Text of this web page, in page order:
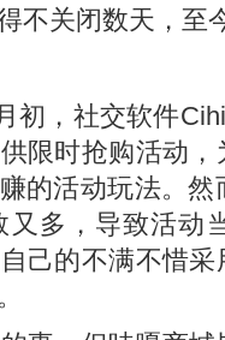
不关闭数天，至
初，社交软件
限时抢购活动
的活动玩法。
多，导致活动
己的不满不惜